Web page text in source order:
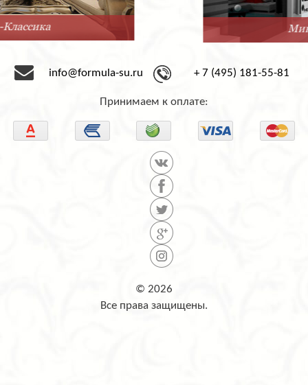
info@formula-su.ru + 7 (495) 181-55-81
Принимаем к оплате:
© 2026
Все права защищены.